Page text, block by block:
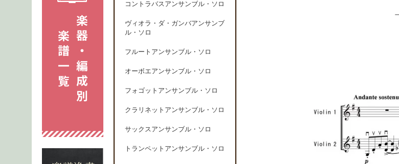
コントラバスアンサンブル・ソロ
ヴィオラ・ダ・ガンバアンサンブ
ル・ソロ
フルートアンサンブル・ソロ
オーボエアンサンブル・ソロ
フォゴットアンサンブル・ソロ
クラリネットアンサンブル・ソロ
サックスアンサンブル・ソロ
トランペットアンサンブル・ソロ